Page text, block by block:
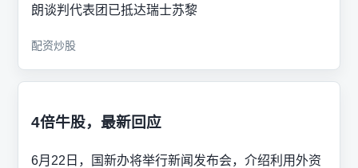
朗谈判代表团已抵达瑞士苏黎
配资炒股
4倍牛股，最新回应
6月22日，国新办将举行新闻发布会，介绍利用外资